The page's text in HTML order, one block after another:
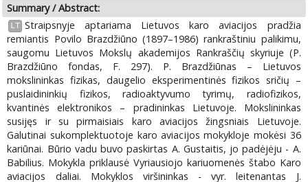
Summary / Abstract:
LT Straipsnyje aptariama Lietuvos karo aviacijos pradžia
remiantis Povilo Brazdžiūno (1897–1986) rankraštiniu palikimu,
saugomu Lietuvos Mokslų akademijos Rankraščių skyriuje (P.
Brazdžiūno fondas, F. 297). P. Brazdžiūnas – Lietuvos
mokslininkas fizikas, daugelio eksperimentinės fizikos sričių –
puslaidininkių fizikos, radioaktyvumo tyrimų, radiofizikos,
kvantinės elektronikos – pradininkas Lietuvoje. Mokslininkas
susijęs ir su pirmaisiais karo aviacijos žingsniais Lietuvoje.
Galutinai sukomplektuotoje karo aviacijos mokykloje mokėsi 36
kariūnai. Būrio vadu buvo paskirtas A. Gustaitis, jo padėjėju - A.
Babilius. Mokykla priklausė Vyriausiojo kariuomenės štabo Karo
aviacijos daliai. Mokyklos viršininkas - vyr. leitenantas J.